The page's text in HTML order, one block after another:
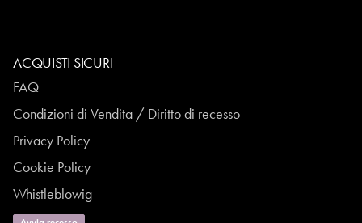
ACQUISTI SICURI
FAQ
Condizioni di Vendita / Diritto di recesso
Privacy Policy
Cookie Policy
Whistleblowig